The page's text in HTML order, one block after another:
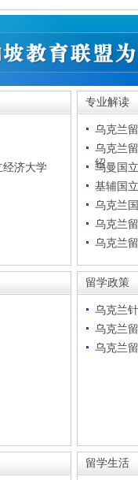
经济大学
专业解读
乌克兰
乌克兰
绍
乌曼国
基辅国
乌克兰
乌克兰
乌克兰
留学政策
乌克兰
乌克兰
乌克兰
留学生活